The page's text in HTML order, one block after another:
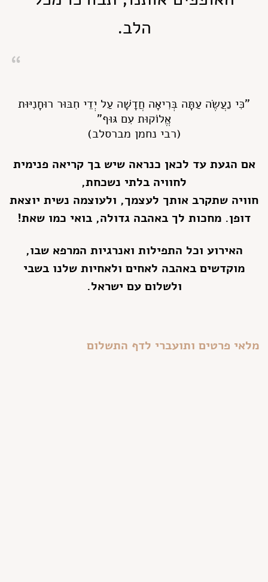
הלב.
"כִּי נַעֲשֶׂה עַתָּה בְּרִיאָה חֲדָשָׁה עַל יְדֵי חִבּוּר רוּחָנִיּוּת
אֱלוֹקוּת עִם גּוּף"
(רבי נחמן מברסלב)
אם הגעת עד לכאן כנראה שיש בך קריאה פנימית
לחוויה בלתי נשכחת,
חוויה שתקרב אותך לעצמך, ולעוצמה נשית יוצאת
דופן. מחכות לך באהבה גדולה, בואי כמו שאת!
האירוע וכל התפילות ואנרגיות המרפא שבו,
מוקדשים באהבה לאחים ולאחיות שלנו בשבי
ולשלום עם ישראל.
מלאי פרטים ותועברי לדף התשלום